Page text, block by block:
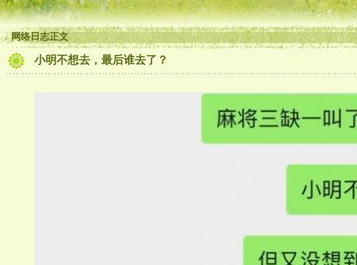
网络日志正文
小明不想去，最后谁去了？